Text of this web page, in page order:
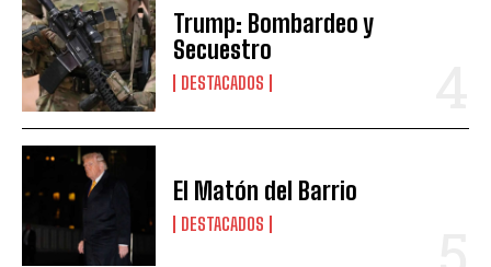
Trump: Bombardeo y
Secuestro
DESTACADOS
El Matón del Barrio
DESTACADOS